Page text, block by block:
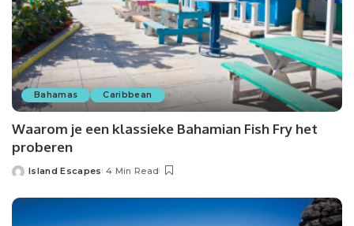
Bahamas Caribbean
Waarom je een klassieke Bahamian Fish Fry het
proberen
Island Escapes 4 Min Read